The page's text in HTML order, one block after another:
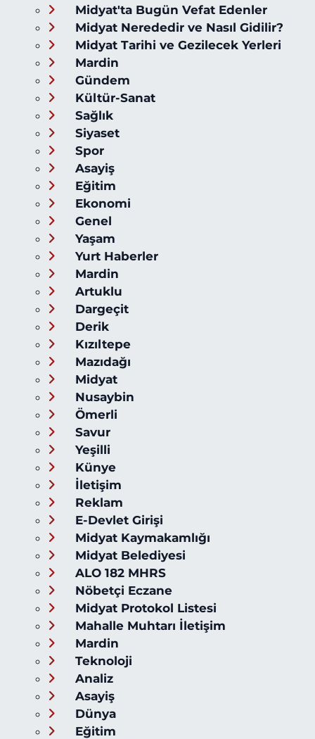
Midyat'ta Bugün Vefat Edenler
Midyat Nerededir ve Nasıl Gidilir?
Midyat Tarihi ve Gezilecek Yerleri
Mardin
Gündem
Kültür-Sanat
Sağlık
Siyaset
Spor
Asayiş
Eğitim
Ekonomi
Genel
Yaşam
Yurt Haberler
Mardin
Artuklu
Dargeçit
Derik
Kızıltepe
Mazıdağı
Midyat
Nusaybin
Ömerli
Savur
Yeşilli
Künye
İletişim
Reklam
E-Devlet Girişi
Midyat Kaymakamlığı
Midyat Belediyesi
ALO 182 MHRS
Nöbetçi Eczane
Midyat Protokol Listesi
Mahalle Muhtarı İletişim
Mardin
Teknoloji
Analiz
Asayiş
Dünya
Eğitim